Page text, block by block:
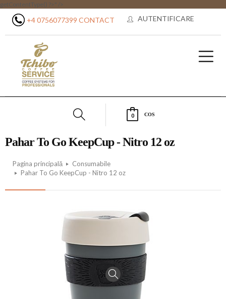
getContentType() ?>" />
+4 0756077399 CONTACT AUTENTIFICARE
0 COS
Pahar To Go KeepCup - Nitro 12 oz
Pagina principală
Consumabile
Pahar To Go KeepCup - Nitro 12 oz